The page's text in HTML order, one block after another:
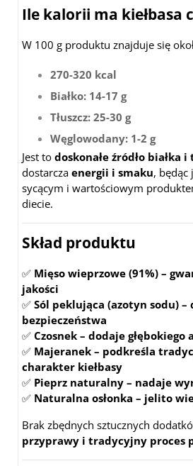
Ile kalorii ma kiełbasa
W 100 g produktu znajduje się
270-320 kcal
Białko: 14-17 g
Tłuszcz: 25-30 g
Węglowodany: 1-2 g
Jest to doskonałe źródło białka i
dostarcza energii i smaku, będąc
sycącym i wartościowym
diecie.
Skład produktu
✅ Mięso wieprzowe (91%) –
jakości
✅ Sól peklująca (azotyn sodu) –
bezpieczeństwa
✅ Czosnek – dodaje głębokiego
✅ Majeranek – podkreśla
charakter kiełbasy
✅ Pieprz naturalny – nadaje
✅ Naturalna osłonka – jelito
Brak zbędnych sztucznych
przyprawy i tradycyjny proces